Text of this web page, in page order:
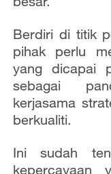
Berdiri di titik
pihak perlu
yang dicapai
sebagai
kerjasama
berkualiti.
Ini sudah
kepercayaan